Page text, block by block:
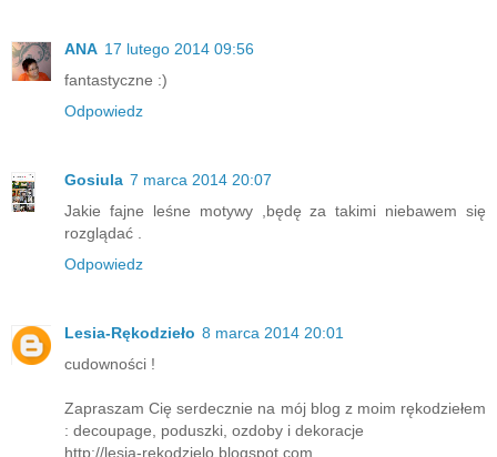
ANA 17 lutego 2014 09:56
fantastyczne :)
Odpowiedz
Gosiula 7 marca 2014 20:07
Jakie fajne leśne motywy ,będę za takimi niebawem się
rozglądać .
Odpowiedz
Lesia-Rękodzieło 8 marca 2014 20:01
cudowności !
Zapraszam Cię serdecznie na mój blog z moim rękodziełem
: decoupage, poduszki, ozdoby i dekoracje
http://lesia-rekodzielo.blogspot.com